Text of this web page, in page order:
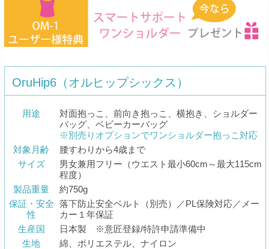
OruHip6（オルヒップシックス）
用途
対面抱っこ、前向き抱っこ、横抱き、ショルダー
バッグ、ベビーカーバッグ
※別売りオプションでワンショルダー抱っこ対応
対象月齢
腰すわりから4歳まで
サイズ
男女兼用フリー（ウエスト最小60cm～最大115cm
程度）
製品重量
約750g
保証・安全
性
落下防止安全ベルト（別売）／PL保険対応／メー
カー１年保証
生産国
日本製 ※意匠登録/特許申請準備中
生地
綿、ポリエステル、ナイロン